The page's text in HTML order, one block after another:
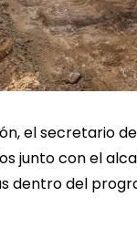
el secretario
junto con el
dentro del